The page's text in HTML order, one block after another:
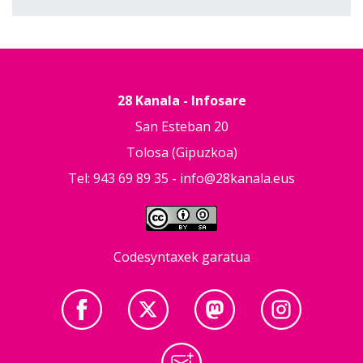
28 Kanala - Infosare
San Esteban 20
Tolosa (Gipuzkoa)
Tel: 943 69 89 35 - info@28kanala.eus
Codesyntaxek garatua